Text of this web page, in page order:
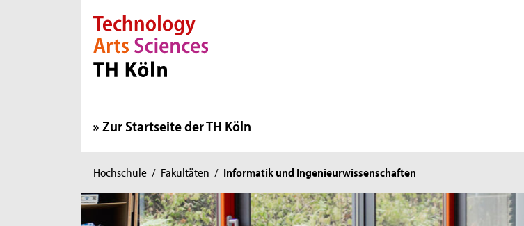
Direkt zur Hauptnavigation
Direkt zur Subnavigation
Direkt zum Inhalt
Direkt zum Fußbereich
Zur Startseite der TH Köln
Sie
sind
hier:
Hochschule / Fakultäten / Informatik und Ingenieurwissenschaften